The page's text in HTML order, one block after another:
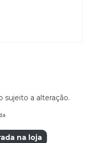
a alteração.
na loja